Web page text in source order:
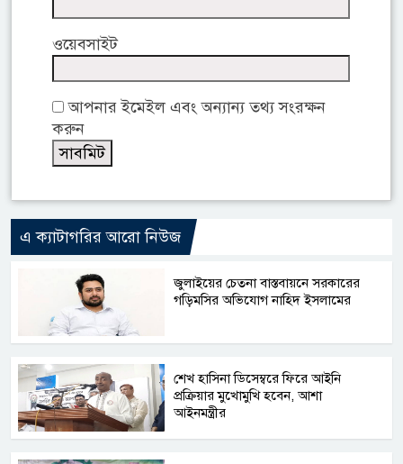
ওয়েবসাইট
আপনার ইমেইল এবং অন্যান্য তথ্য সংরক্ষন
করুন
এ ক্যাটাগরির আরো নিউজ
জুলাইয়ের চেতনা বাস্তবায়নে সরকারের
গড়িমসির অভিযোগ নাহিদ ইসলামের
শেখ হাসিনা ডিসেম্বরে ফিরে আইনি
প্রক্রিয়ার মুখোমুখি হবেন, আশা
আইনমন্ত্রীর